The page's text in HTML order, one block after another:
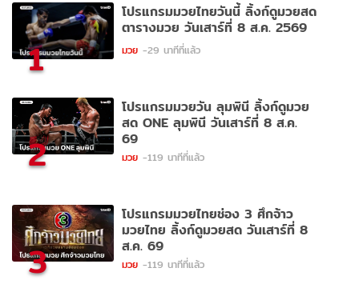
1
โปรแกรมมวยไทยวันนี้ ลิ้งก์ดูมวยสด
ตารางมวย วันเสาร์ที่ 8 ส.ค. 2569
มวย -29 นาทีที่แล้ว
2
โปรแกรมมวยวัน ลุมพินี ลิ้งก์ดูมวย
สด ONE ลุมพินี วันเสาร์ที่ 8 ส.ค.
69
มวย -119 นาทีที่แล้ว
3
โปรแกรมมวยไทยช่อง 3 ศึกจ้าว
มวยไทย ลิ้งก์ดูมวยสด วันเสาร์ที่ 8
ส.ค. 69
มวย -119 นาทีที่แล้ว